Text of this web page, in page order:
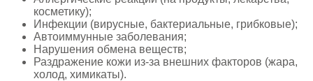
косметику);
Инфекции (вирусные, бактериальные, грибковые);
Автоиммунные заболевания;
Нарушения обмена веществ;
Раздражение кожи из-за внешних факторов (жара,
холод, химикаты).